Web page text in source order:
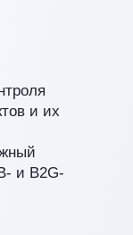
и их
и B2G-